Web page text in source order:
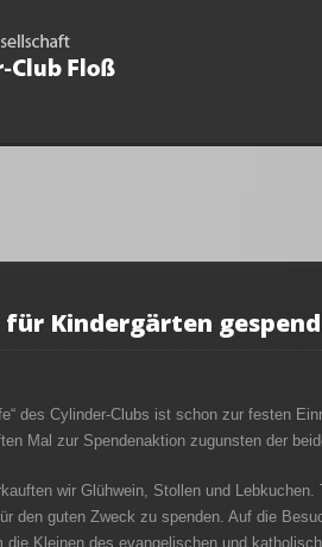
für Kindergärten
des Cylinder-Clubs ist schon zur festen
Mal zur Spendenaktion zugunsten der
wir Glühwein, Stollen und
den guten Zweck zu spenden. Auf die
die Kleinen des evangelischen und